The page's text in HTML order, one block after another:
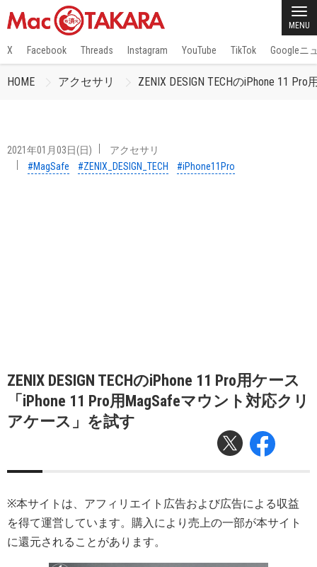
MENU
X Facebook Threads Instagram YouTube TikTok Googleニ
HOME アクセサリ ZENIX DESIGN TECHのiPhone 11
2021年01月03日(日)
アクセサリ
#MagSafe
#ZENIX_DESIGN_TECH #iPhone11Pro
ZENIX DESIGN TECHのiPhone 11 Pro用ケース
「iPhone 11 Pro用MagSafeマウント対応クリ
アケース」を試す
※本サイトは、アフィリエイト広告および広告による収益
を得て運営しています。購入により売上の一部が本サイト
に還元されることがあります。